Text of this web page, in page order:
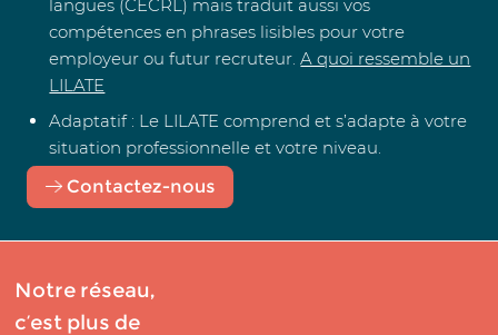
Notre réseau,
c’est plus de
langues (CECRL) mais traduit aussi vos
compétences en phrases lisibles pour votre
employeur ou futur recruteur.A quoi ressemble un
LILATE
Adaptatif: Le LILATE comprend et s’adapte à votre
situation professionnelle et votre niveau.
Contactez-nous